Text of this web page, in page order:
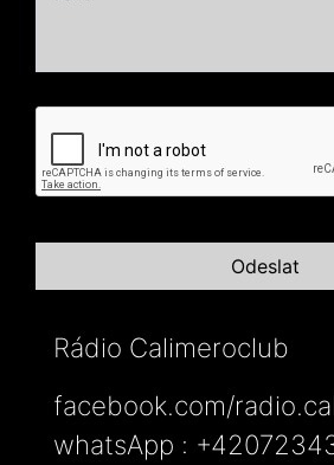
Rádio Calimeroclub
facebook.com/
whatsApp :